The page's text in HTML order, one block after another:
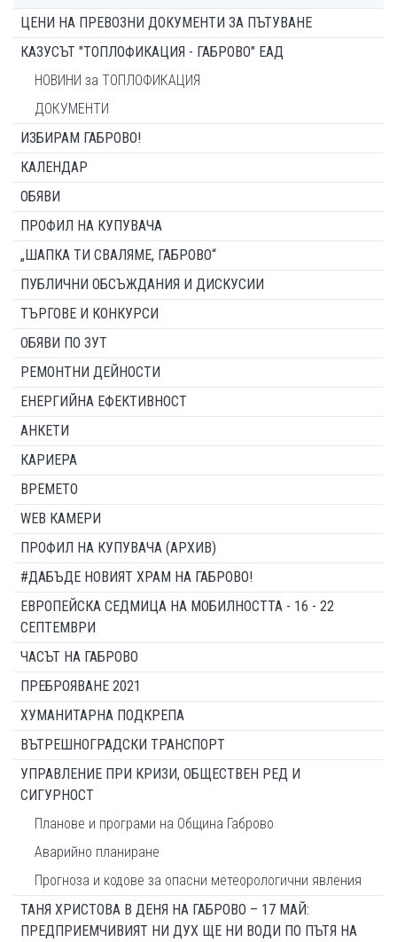
ЦЕНИ НА ПРЕВОЗНИ ДОКУМЕНТИ ЗА ПЪТУВАНЕ
КАЗУСЪТ "ТОПЛОФИКАЦИЯ - ГАБРОВО" ЕАД
НОВИНИ за ТОПЛОФИКАЦИЯ
ДОКУМЕНТИ
ИЗБИРАМ ГАБРОВО!
КАЛЕНДАР
ОБЯВИ
ПРОФИЛ НА КУПУВАЧА
„ШАПКА ТИ СВАЛЯМЕ, ГАБРОВО“
ПУБЛИЧНИ ОБСЪЖДАНИЯ И ДИСКУСИИ
ТЪРГОВЕ И КОНКУРСИ
ОБЯВИ ПО ЗУТ
РЕМОНТНИ ДЕЙНОСТИ
ЕНЕРГИЙНА ЕФЕКТИВНОСТ
АНКЕТИ
КАРИЕРА
ВРЕМЕТО
WEB КАМЕРИ
ПРОФИЛ НА КУПУВАЧА (АРХИВ)
#ДАБЪДЕ НОВИЯТ ХРАМ НА ГАБРОВО!
ЕВРОПЕЙСКА СЕДМИЦА НА МОБИЛНОСТТА - 16 - 22
СЕПТЕМВРИ
ЧАСЪТ НА ГАБРОВО
ПРЕБРОЯВАНЕ 2021
ХУМАНИТАРНА ПОДКРЕПА
ВЪТРЕШНОГРАДСКИ ТРАНСПОРТ
УПРАВЛЕНИЕ ПРИ КРИЗИ, ОБЩЕСТВЕН РЕД И
СИГУРНОСТ
Планове и програми на Община Габрово
Аварийно планиране
Прогноза и кодове за опасни метеорологични явления
ТАНЯ ХРИСТОВА В ДЕНЯ НА ГАБРОВО – 17 МАЙ:
ПРЕДПРИЕМЧИВИЯТ НИ ДУХ ЩЕ НИ ВОДИ ПО ПЪТЯ НА